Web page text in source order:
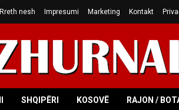
Rreth nesh Impresumi Marketing Kontakt
SHQIPËRI KOSOVË RAJON /